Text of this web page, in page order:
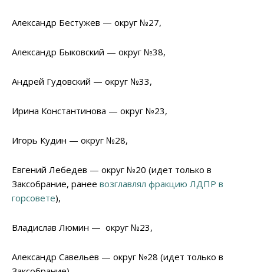
Александр Бестужев — округ №27,
Александр Быковский — округ №38,
Андрей Гудовский — округ №33,
Ирина Константинова — округ №23,
Игорь Кудин — округ №28,
Евгений Лебедев — округ №20 (идет только в
Заксобрание, ранее возглавлял фракцию ЛДПР в
горсовете),
Владислав Люмин — округ №23,
Александр Савельев — округ №28 (идет только в